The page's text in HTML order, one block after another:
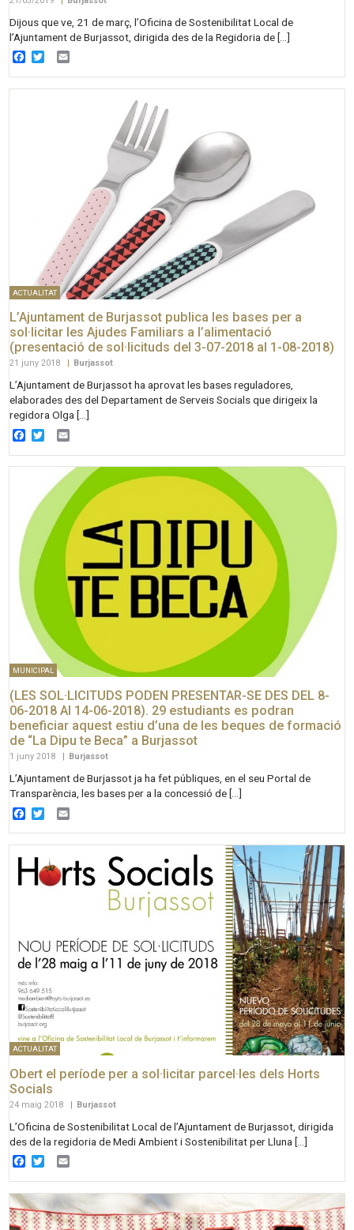
Dijous que ve, 21 de març, l’Oficina de Sostenibilitat Local de
l’Ajuntament de Burjassot, dirigida des de la Regidoria de […]
Facebook
Twitter
ACTUALITAT
L’Ajuntament de Burjassot publica les bases per a
sol·licitar les Ajudes Familiars a l’alimentació
(presentació de sol·licituds del 3-07-2018 al 1-08-2018)
21 juny 2018 Burjassot
L’Ajuntament de Burjassot ha aprovat les bases reguladores,
elaborades des del Departament de Serveis Socials que dirigeix la
regidora Olga […]
Facebook
Twitter
MUNICIPAL
(LES SOL·LICITUDS PODEN PRESENTAR-SE DES DEL 8-
06-2018 Al 14-06-2018). 29 estudiants es podran
beneficiar aquest estiu d’una de les beques de formació
de “La Dipu te Beca” a Burjassot
1 juny 2018 Burjassot
L’Ajuntament de Burjassot ja ha fet públiques, en el seu Portal de
Transparència, les bases per a la concessió de […]
Facebook
Twitter
ACTUALITAT
Obert el període per a sol·licitar parcel·les dels Horts
Socials
24 maig 2018 | Burjassot
L’Oficina de Sostenibilitat Local de l’Ajuntament de Burjassot, dirigida
des de la regidoria de Medi Ambient i Sostenibilitat per Lluna […]
Facebook
Twitter